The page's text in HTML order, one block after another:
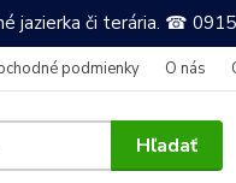
jazierka či terária. ☎
podmienky O nás
Hľadať